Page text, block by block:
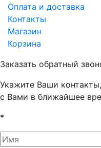
Оплата и доставка
Контакты
Магазин
Корзина
Заказать обратный
Укажите Ваши
с Вами в ближайшее
*